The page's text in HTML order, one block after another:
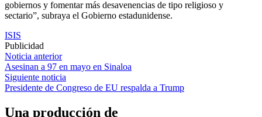
gobiernos y fomentar más desavenencias de tipo religioso y
sectario”, subraya el Gobierno estadunidense.
ISIS
Publicidad
Navegación
de
entradas
Noticia anterior
Asesinan a 97 en mayo en Sinaloa
Siguiente noticia
Presidente de Congreso de EU respalda a Trump
Una producción de